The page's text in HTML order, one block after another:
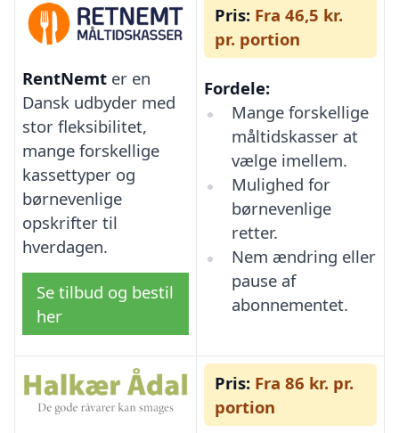
RentNemt er en
Dansk udbyder med
stor fleksibilitet,
mange forskellige
kassettyper og
børnevenlige
opskrifter til
hverdagen.
Se tilbud og bestil
her
Pris: Fra 46,5 kr.
pr. portion
Fordele:
Mange forskellige
måltidskasser at
vælge imellem.
Mulighed for
børnevenlige
retter.
Nem ændring eller
pause af
abonnementet.
Pris: Fra 86 kr. pr.
portion